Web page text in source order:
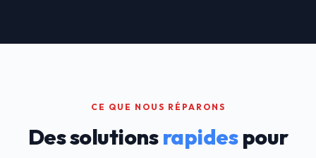
CE QUE NOUS RÉPARONS
Des solutionsrapidespour